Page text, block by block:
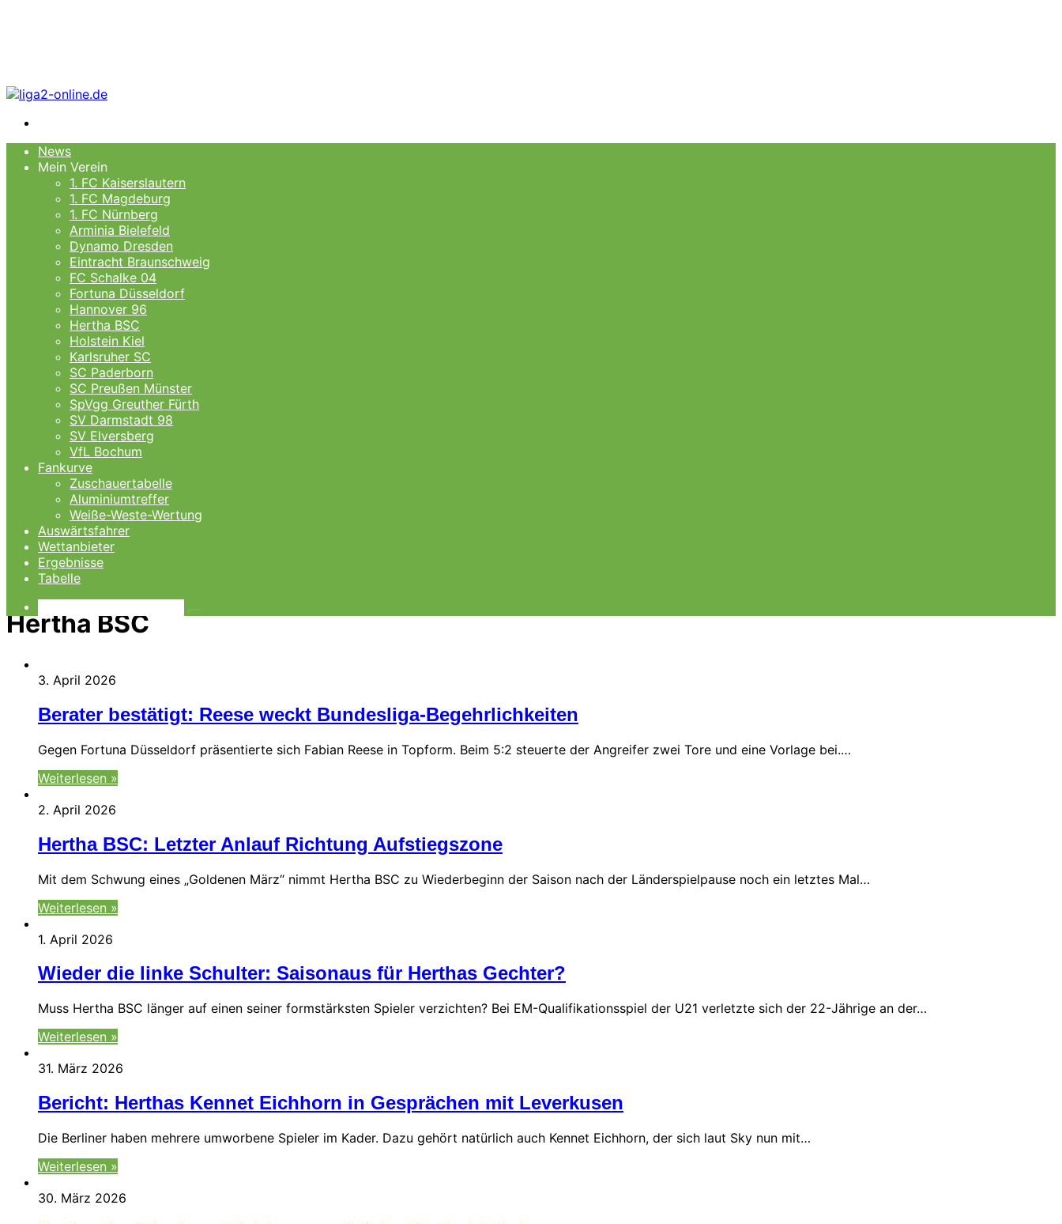
News
Mein Verein
1. FC Kaiserslautern
1. FC Magdeburg
1. FC Nürnberg
Arminia Bielefeld
Dynamo Dresden
Eintracht Braunschweig
FC Schalke 04
Fortuna Düsseldorf
Hannover 96
Hertha BSC
Holstein Kiel
Karlsruher SC
SC Paderborn
SC Preußen Münster
SpVgg Greuther Fürth
SV Darmstadt 98
SV Elversberg
VfL Bochum
Fankurve
Zuschauertabelle
Aluminiumtreffer
Weiße-Weste-Wertung
Auswärtsfahrer
Wettanbieter
Ergebnisse
Tabelle
Suchen
Hertha BSC
3. April 2026
Berater bestätigt: Reese weckt Bundesliga-Begehrlichkeiten
Gegen Fortuna Düsseldorf präsentierte sich Fabian Reese in Topform. Beim 5:2 steuerte der Angreifer zwei Tore und eine Vorlage bei.…
Weiterlesen »
2. April 2026
Hertha BSC: Letzter Anlauf Richtung Aufstiegszone
Mit dem Schwung eines „Goldenen März“ nimmt Hertha BSC zu Wiederbeginn der Saison nach der Länderspielpause noch ein letztes Mal…
Weiterlesen »
1. April 2026
Wieder die linke Schulter: Saisonaus für Herthas Gechter?
Muss Hertha BSC länger auf einen seiner formstärksten Spieler verzichten? Bei EM-Qualifikationsspiel der U21 verletzte sich der 22-Jährige an der…
Weiterlesen »
31. März 2026
Bericht: Herthas Kennet Eichhorn in Gesprächen mit Leverkusen
Die Berliner haben mehrere umworbene Spieler im Kader. Dazu gehört natürlich auch Kennet Eichhorn, der sich laut Sky nun mit…
Weiterlesen »
30. März 2026